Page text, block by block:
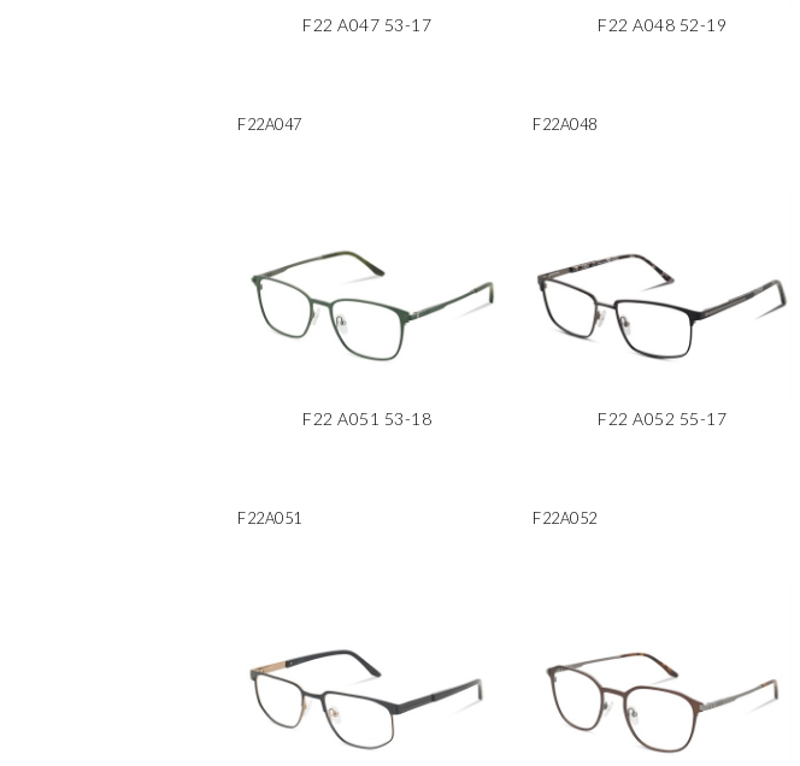
F22 A047 53-17
F22A047
F22 A048 52-19
F22A048
F22 A051 53-18
F22A051
F22 A052 55-17
F22A052